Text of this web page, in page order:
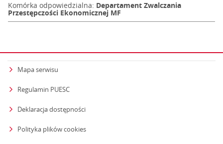
Komórka odpowiedzialna: Departament Zwalczania
Przestępczości Ekonomicznej MF
Mapa serwisu
Regulamin PUESC
Deklaracja dostępności
Polityka plików cookies